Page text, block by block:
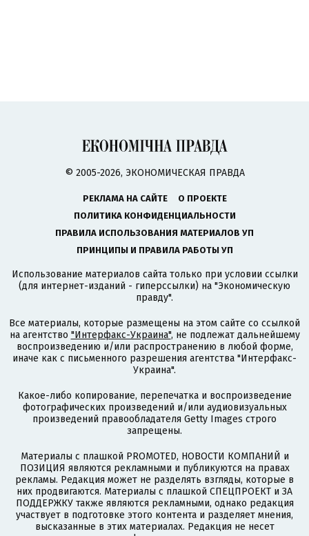
© 2005-2026, ЭКОНОМИЧЕСКАЯ ПРАВДА
РЕКЛАМА НА САЙТЕ
О ПРОЕКТЕ
ПОЛИТИКА КОНФИДЕНЦИАЛЬНОСТИ
ПРАВИЛА ИСПОЛЬЗОВАНИЯ МАТЕРИАЛОВ УП
ПРИНЦИПЫ И ПРАВИЛА РАБОТЫ УП
Использование материалов сайта только при условии ссылки
(для интернет-изданий - гиперссылки) на "Экономическую
правду".
Все материалы, которые размещены на этом сайте со ссылкой
на агентство "Интерфакс-Украина", не подлежат дальнейшему
воспроизведению и/или распространению в любой форме,
иначе как с письменного разрешения агентства "Интерфакс-
Украина".
Какое-либо копирование, перепечатка и воспроизведение
фотографических произведений и/или аудиовизуальных
произведений правообладателя Getty Images строго
запрещены.
Материалы с плашкой PROMOTED, НОВОСТИ КОМПАНИЙ и
ПОЗИЦИЯ являются рекламными и публикуются на правах
рекламы. Редакция может не разделять взгляды, которые в
них продвигаются. Материалы с плашкой СПЕЦПРОЕКТ и ЗА
ПОДДЕРЖКУ также являются рекламными, однако редакция
участвует в подготовке этого контента и разделяет мнения,
высказанные в этих материалах. Редакция не несет